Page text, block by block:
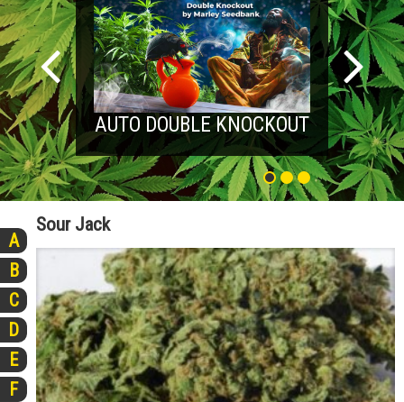
AUTO DOUBLE KNOCKOUT
A
B
C
D
E
F
Sour Jack